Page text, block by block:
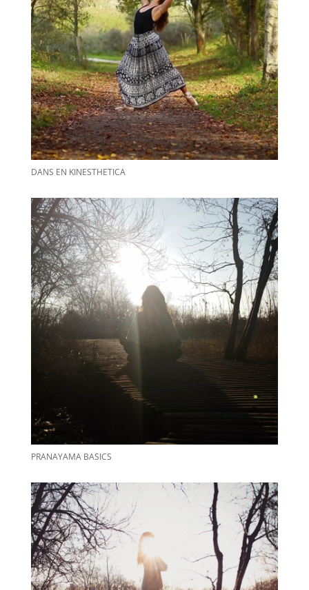
DANS EN KINESTHETICA
PRANAYAMA BASICS